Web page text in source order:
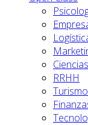
Ciencias
RRHH
Turismo